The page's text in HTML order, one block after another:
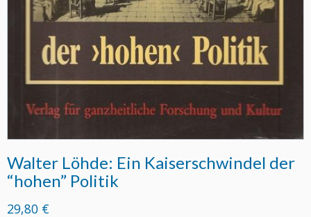
Walter Löhde: Ein Kaiserschwindel der
“hohen” Politik
29,80 €